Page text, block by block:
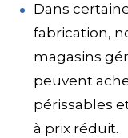
Dans
fabrication,
magasins
peuvent
périssables
à prix réduit.